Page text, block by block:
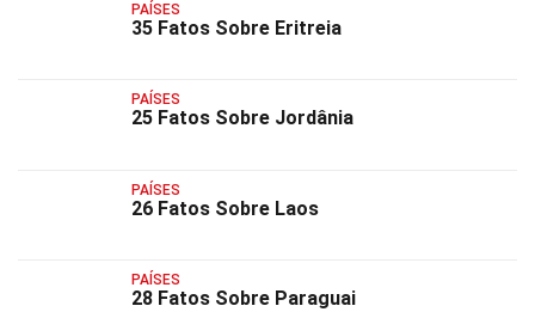
PAÍSES
35 Fatos Sobre Eritreia
PAÍSES
25 Fatos Sobre Jordânia
PAÍSES
26 Fatos Sobre Laos
PAÍSES
28 Fatos Sobre Paraguai